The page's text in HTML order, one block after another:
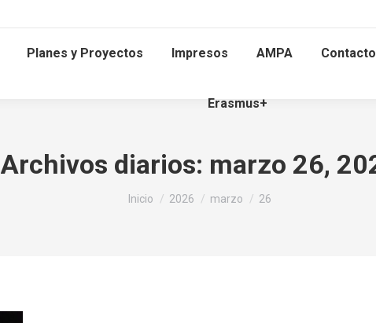
Planes y Proyectos Impresos AMPA Contacto
Erasmus+
Archivos diarios: marzo 26,
Estás aquí:
Inicio 2026 marzo 26